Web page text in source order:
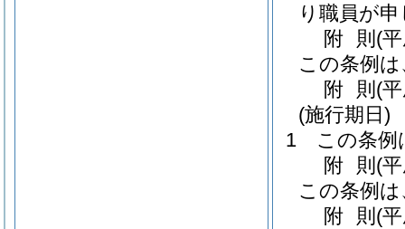
り職員が
附 則 (
この条例
附 則 (
(施行期日)
1
この条例
附 則 (
この条例
附 則 (